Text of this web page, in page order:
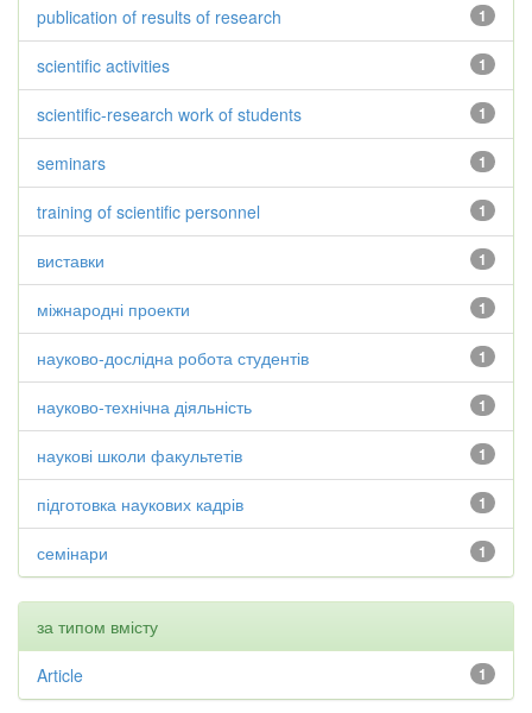
1
publication of results of research
1
scientific activities
1
scientific-research work of students
1
seminars
1
training of scientific personnel
1
виставки
1
міжнародні проекти
1
науково-дослідна робота студентів
1
науково-технічна діяльність
1
наукові школи факультетів
1
підготовка наукових кадрів
1
семінари
за типом вмісту
1
Article